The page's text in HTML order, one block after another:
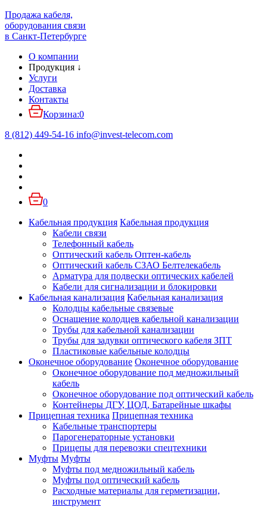
Продажа кабеля,
оборудования связи
в Санкт-Петербурге
О компании
Продукция ↓
Услуги
Доставка
Контакты
Корзина:0
8 (812) 449-54-16 info@invest-telecom.com
0
Кабельная продукция Кабельная продукция
Кабели связи
Телефонный кабель
Оптический кабель Оптен-кабель
Оптический кабель СЗАО Белтелекабель
Арматура для подвески оптических кабелей
Кабели для сигнализации и блокировки
Кабельная канализация Кабельная канализация
Колодцы кабельные связевые
Оснащение колодцев кабельной канализации
Трубы для кабельной канализации
Трубы для задувки оптического кабеля ЗПТ
Пластиковые кабельные колодцы
Оконечное оборудование Оконечное оборудование
Оконечное оборудование под медножильный
кабель
Оконечное оборудование под оптический кабель
Контейнеры ДГУ, ЦОД, Батарейные шкафы
Прицепная техника Прицепная техника
Кабельные транспортеры
Парогенераторные установки
Прицепы для перевозки спецтехники
Муфты Муфты
Муфты под медножильный кабель
Муфты под оптический кабель
Расходные материалы для герметизации,
инструмент